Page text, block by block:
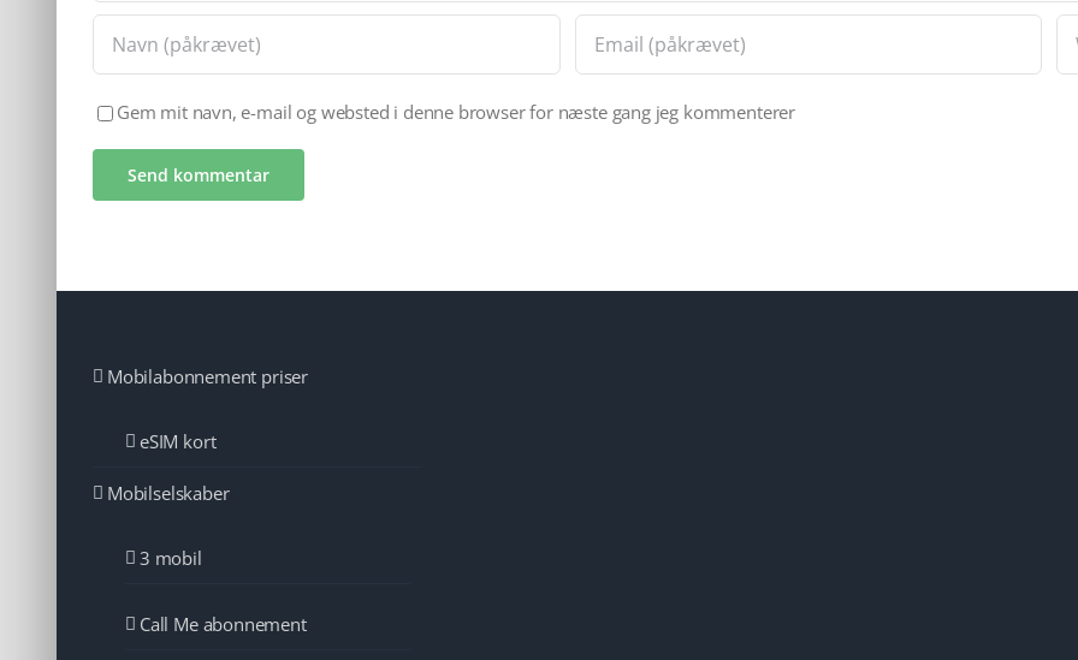
Gem mit navn, e-mail og websted i denne browser for næste gang jeg kommenterer
Mobilabonnement priser
eSIM kort
Mobilselskaber
3 mobil
Call Me abonnement